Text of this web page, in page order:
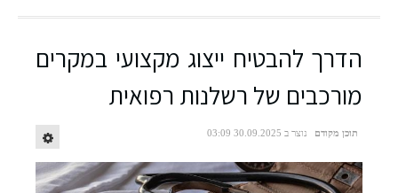
הדרך להבטיח ייצוג מקצועי במקרים
מורכבים של רשלנות רפואית
תוכן מקודם נוצר ב 30.09.2025 03:09